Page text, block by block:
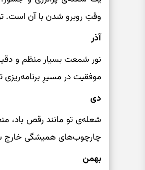
وقتِ روبرو شدن با آن است.
آذر
نور شمعت بسیار منظم و
موفقیت در مسیرِ
دی
شعله‌ی تو مانند رقص باد،
چارچوب‌های همیشگی خارج
بهمن